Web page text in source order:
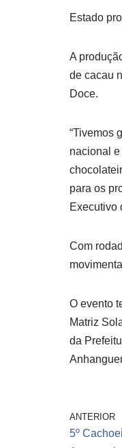
Estado
A
de cacau
Doce.
“Tivemos
nacional
para os
Executivo
Com
O evento
Matriz
da
ANTERIOR
5º